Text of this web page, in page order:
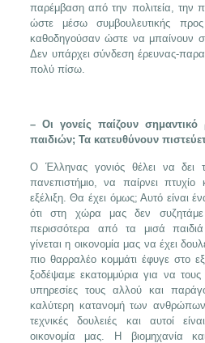
παρέμβαση από την πολιτεία, την
ώστε μέσω συμβουλευτικής
καθοδηγούσαν ώστε να μπαίνουν
Δεν υπάρχει σύνδεση έρευνας-
πολύ πίσω.
– Οι γονείς παίζουν
παιδιών; Τα κατευθύνουν
Ο Έλληνας γονιός θέλει να δει
πανεπιστήμιο, να παίρνει
εξέλιξη. Θα έχει όμως; Αυτό είναι
ότι στη χώρα μας δεν
περισσότερα από τα μισά
γίνεται η οικονομία μας να έχει
πιο θαρραλέο κομμάτι έφυγε στο
ξοδέψαμε εκατομμύρια για να τους
υπηρεσίες τους αλλού και
καλύτερη κατανομή των
τεχνικές δουλειές και αυτοί
οικονομία μας. Η βιομηχανία